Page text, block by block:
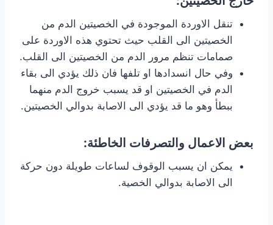
تنقل الاوردة الموجودة في الخصيتين الدم من
الخصيتين الى القلب حيث تحتوي هذه الاوردة على
صمامات تنظم مرور الدم من الخصيتين الى القلب.
وفي حال انسدادها او تلفها فان ذلك يؤدي الى بقاء
الدم في الخصيتين او قد يسبب خروج الدم منهما
ببطأ وهو ما قد يؤدي الى الاصابة بدوالي الخصيتين.
بعض الاعمال والتصرفات الخاطئة:
يمكن ان يسبب الوقوف لساعات طويلة دون حركة
الى الاصابة بدوالي الخصية.